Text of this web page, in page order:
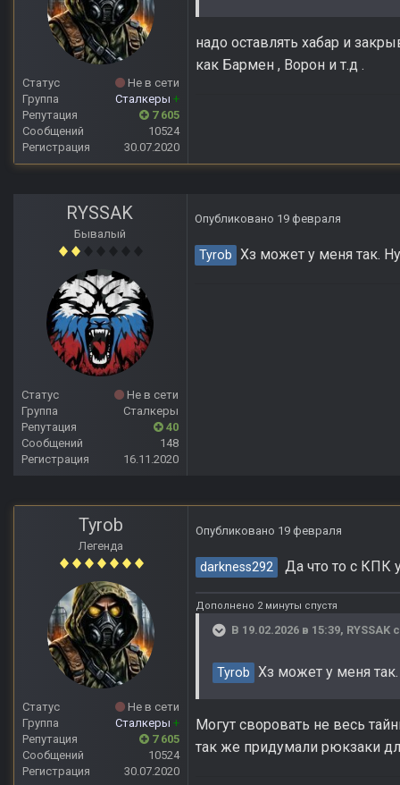
Статус
Не в сети
Группа
Сталкеры +
Репутация
7 605
Сообщений
10524
Регистрация
30.07.2020
надо оставлять хабар и
как Бармен , Ворон и т.д .
RYSSAK
Бывалый
Статус
Не в сети
Группа
Сталкеры
Репутация
40
Сообщений
148
Регистрация
16.11.2020
Опубликовано 19 февраля
Tyrob Хз может у меня так.
Tyrob
Легенда
Статус
Не в сети
Группа
Сталкеры +
Репутация
7 605
Сообщений
10524
Регистрация
30.07.2020
Опубликовано 19 февраля
darkness292 Да что то с КПК
Дополнено 2 минуты спустя
В 19.02.2026 в 15:39, RYSSAK
Tyrob Хз может у меня
Могут своровать не весь
так же придумали рюкзаки